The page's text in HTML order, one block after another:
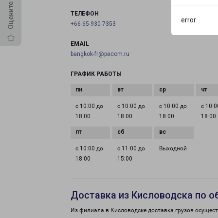
error
ТЕЛЕФОН
+66-65-930-7353
EMAIL
bangkok-fr@pecom.ru
ГРАФИК РАБОТЫ
с 10:00 до
18:00
с 10:00 до
18:00
с 10:00 до
18:00
с
18:00
с 10:00 до
18:00
с 11:00 до
15:00
Выходной
Доставка из Кисловодска по
Из филиала в Кисловодске доставка грузов